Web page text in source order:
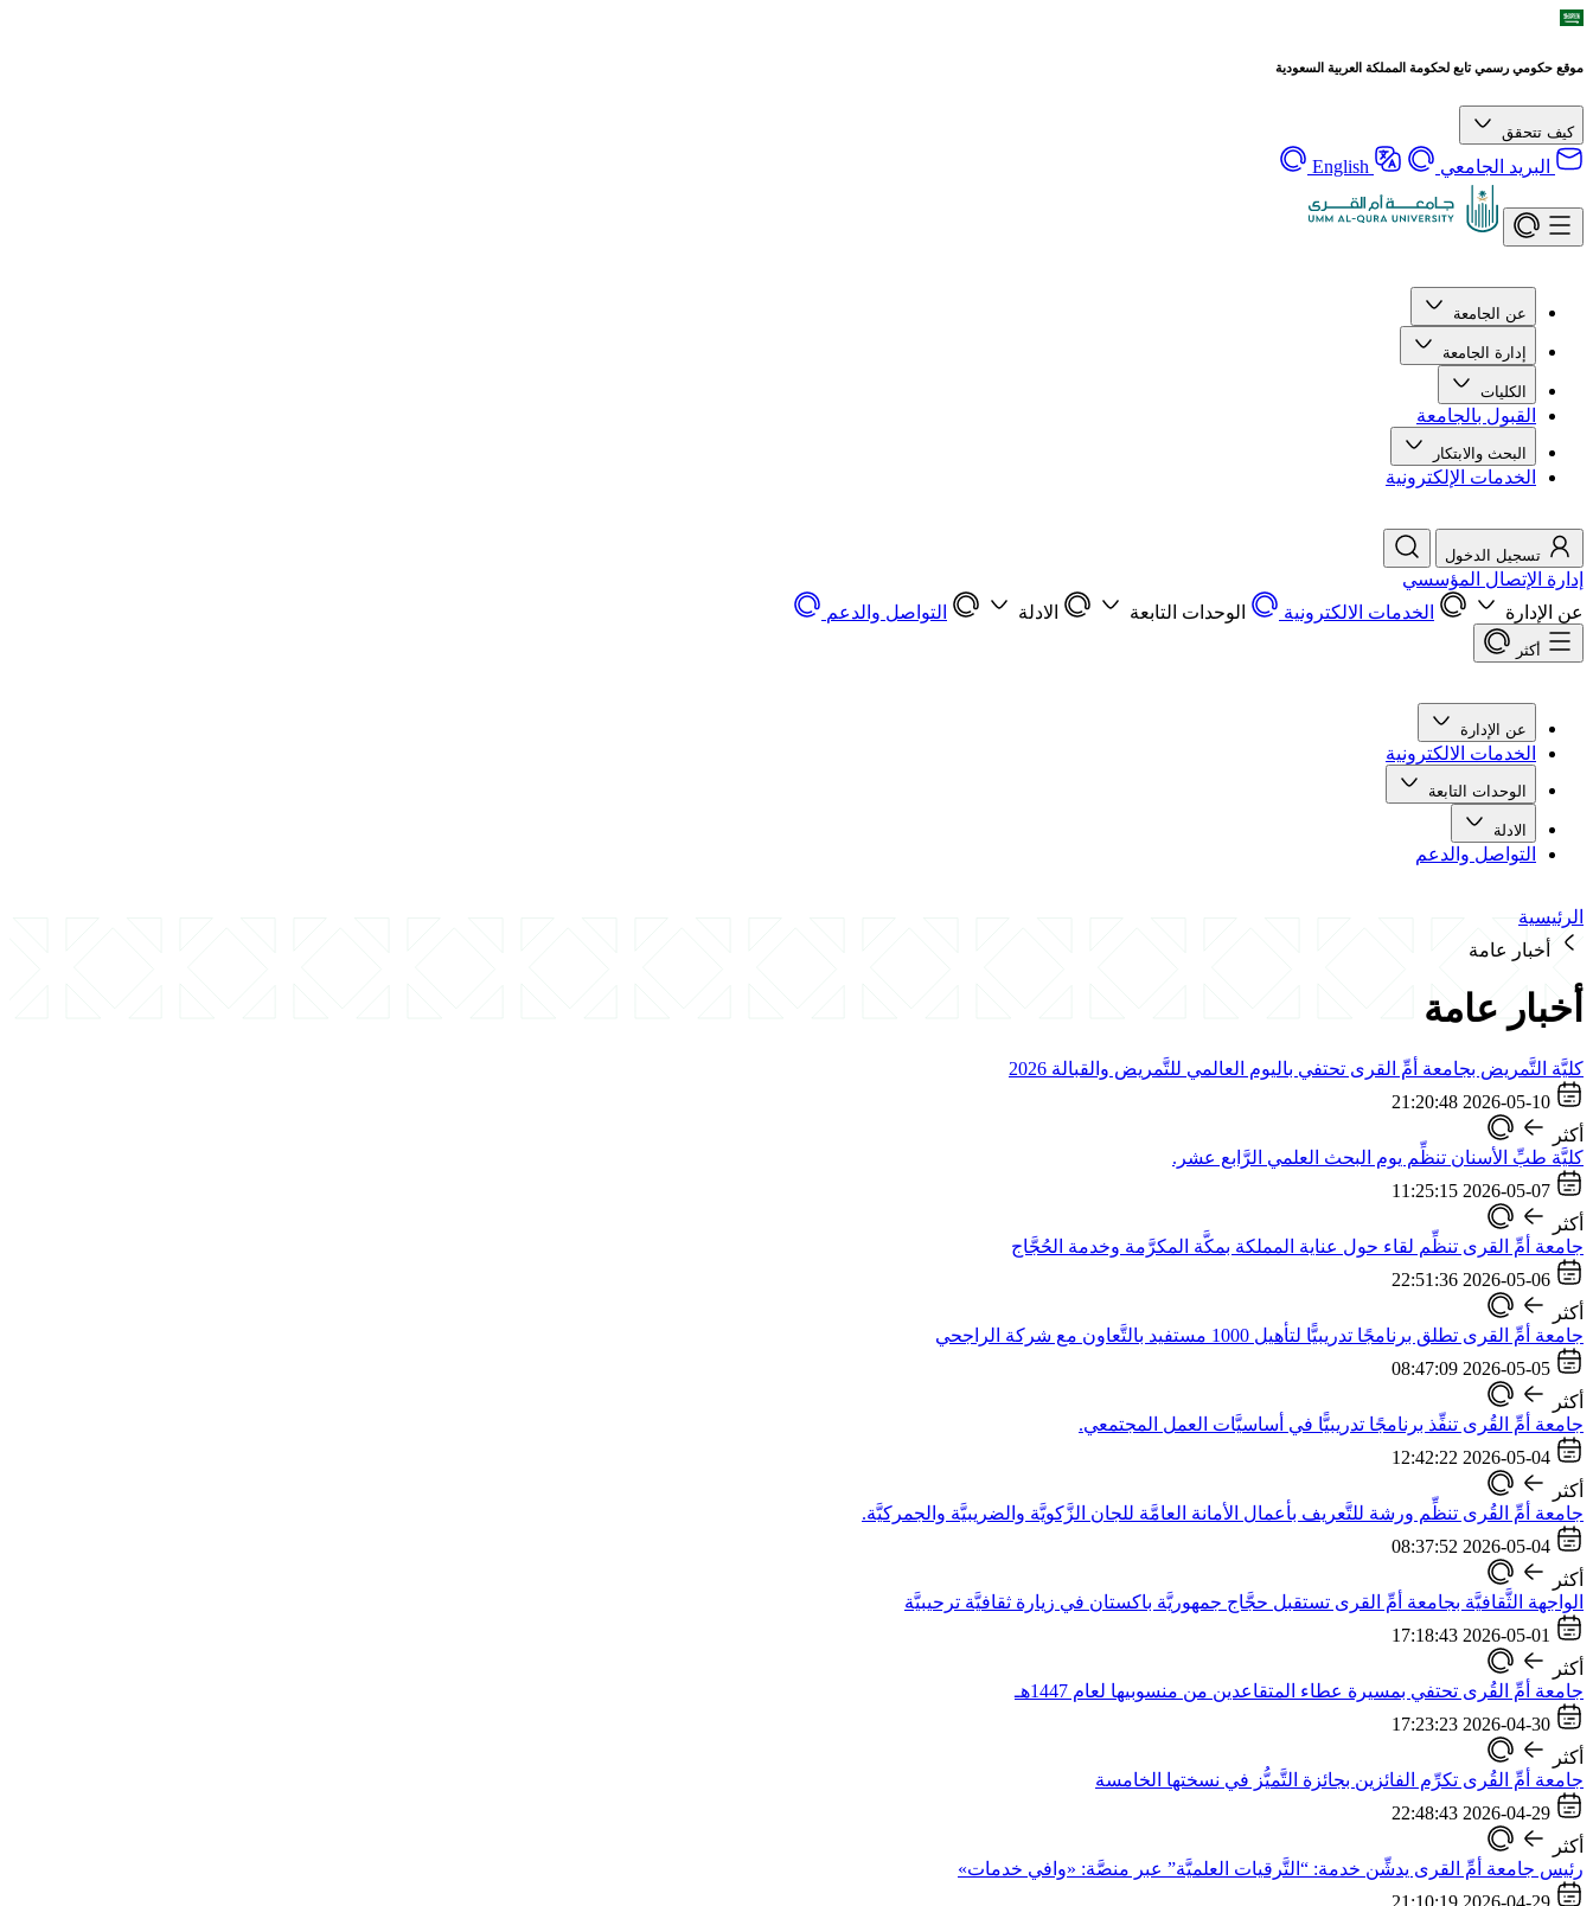
موقع حكومي رسمي تابع لحكومة المملكة العربية السعودية
كيف تتحقق
البريد الجامعي English
عن الجامعة
إدارة الجامعة
الكليات
القبول بالجامعة
البحث والابتكار
الخدمات الإلكترونية
تسجيل الدخول
إدارة الإتصال المؤسسي
عن الإدارة
الخدمات الالكترونية الوحدات التابعة الادلة التواصل والدعم
أكثر
عن الإدارة
الخدمات الالكترونية
الوحدات التابعة
الادلة
التواصل والدعم
الرئيسية
أخبار عامة
أخبار عامة
كليَّة التَّمريض بجامعة أمِّ القرى تحتفي باليوم العالمي للتَّمريض والقبالة 2026
2026-05-10 21:20:48
أكثر
كليَّة طبِّ الأسنان تنظِّم يوم البحث العلمي الرَّابع عشر.
2026-05-07 11:25:15
أكثر
جامعة أمِّ القرى تنظِّم لقاء حول عناية المملكة بمكَّة المكرَّمة وخدمة الحُجَّاج
2026-05-06 22:51:36
أكثر
جامعة أمِّ القرى تطلق برنامجًا تدريبيًّا لتأهيل 1000 مستفيد بالتَّعاون مع شركة الراجحي
2026-05-05 08:47:09
أكثر
جامعة أمِّ القُرى تنفِّذ برنامجًا تدريبيًّا في أساسيَّات العمل المجتمعي.
2026-05-04 12:42:22
أكثر
جامعة أمِّ القُرى تنظِّم ورشة للتَّعريف بأعمال الأمانة العامَّة للجان الزَّكويَّة والضريبيَّة والجمركيَّة.
2026-05-04 08:37:52
أكثر
الواجهة الثَّقافيَّة بجامعة أمِّ القرى تستقبل حجَّاج جمهوريَّة باكستان في زيارة ثقافيَّة ترحيبيَّة
2026-05-01 17:18:43
أكثر
جامعة أمِّ القُرى تحتفي بمسيرة عطاء المتقاعدين من منسوبيها لعام 1447هـ
2026-04-30 17:23:23
أكثر
جامعة أمِّ القُرى تكرِّم الفائزين بجائزة التَّميُّز في نسختها الخامسة
2026-04-29 22:48:43
أكثر
رئيس جامعة أمِّ القرى يدشِّن خدمة: “التَّرقيات العلميَّة” عبر منصَّة: «وافي خدمات»
2026-04-29 21:10:19